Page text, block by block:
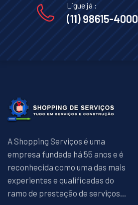
Ligue já :
(11) 98615-4000
A Shopping Serviços é uma
empresa fundada há 55 anos e é
reconhecida como uma das mais
experientes e qualificadas do
ramo de prestação de serviços...